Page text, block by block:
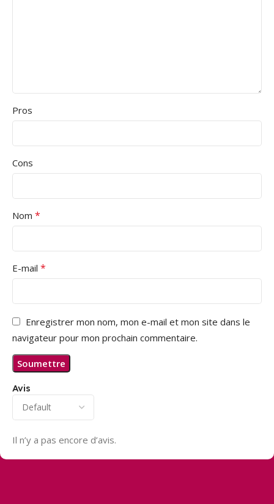
Avis
Il n’y a pas encore d’avis.
Pros
Cons
Nom *
E-mail *
Enregistrer mon nom, mon e-mail et mon site dans le
navigateur pour mon prochain commentaire.